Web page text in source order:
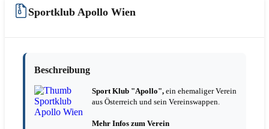
Sportklub Apollo Wien
Beschreibung
Sport Klub "Apollo", ein ehemaliger Verein
aus Österreich und sein Vereinswappen.
Mehr Infos zum Verein